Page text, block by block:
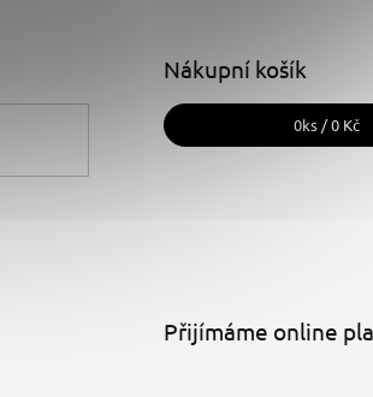
Nákupní košík
0ks /0 Kč
Přijímáme online